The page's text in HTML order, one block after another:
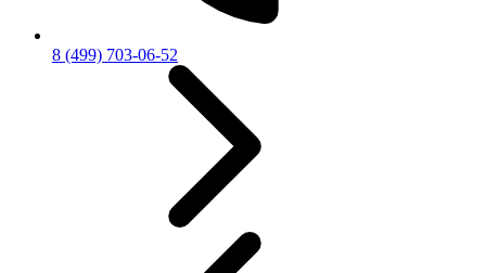
8 (499) 703-06-52